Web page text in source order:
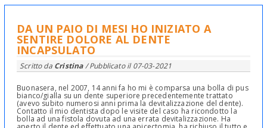
DA UN PAIO DI MESI HO INIZIATO A
SENTIRE DOLORE AL DENTE
INCAPSULATO
Scritto da Cristina/ Pubblicato il 07-03-2021
Buonasera, nel 2007, 14 anni fa ho mi è comparsa una bolla di pus
bianco/gialla su un dente superiore precedentemente trattato
(avevo subito numerosi anni prima la devitalizzazione del dente).
Contatto il mio dentista dopo le visite del caso ha ricondotto la
bolla ad una fistola dovuta ad una errata devitalizzazione. Ha